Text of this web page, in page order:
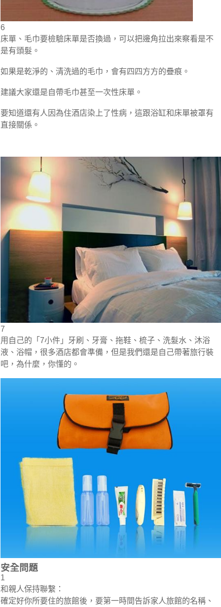
6
床單、毛巾要檢驗床單是否換過，可以把邊角拉出來察看是不
是有頭髮。
如果是乾淨的、清洗過的毛巾，會有四四方方的疊痕。
建議大家還是自帶毛巾甚至一次性床單。
要知道還有人因為住酒店染上了性病，這跟浴缸和床單被罩有
直接關係。
7
用自己的「7小件」牙刷、牙膏、拖鞋、梳子、洗髮水、沐浴
液、浴帽，很多酒店都會準備，但是我們還是自己帶著旅行裝
吧，為什麼，你懂的。
安全問題
1
和親人保持聯繫：
確定好你所要住的旅館後，要第一時間告訴家人旅館的名稱、